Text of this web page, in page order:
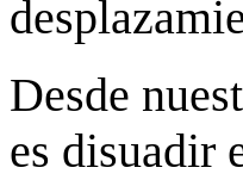
Desde
es disuadir